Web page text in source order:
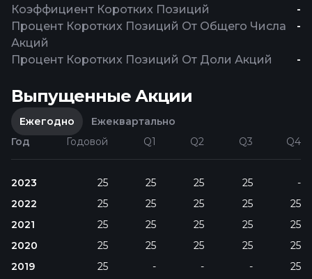
Коэффициент Коротких Позиций
-
Процент Коротких Позиций От Общего Числа
Акций
-
Процент Коротких Позиций От Доли Акций -
Выпущенные Акции
Ежегодно
Ежеквартально
Год
Годовой Q1 Q2 Q3 Q4
2023 25 25 25 25
-
2022
25 25 25 25
25
2021
25 25 25 25
25
2020
25 25 25 25
25
2019
25 - - - 25